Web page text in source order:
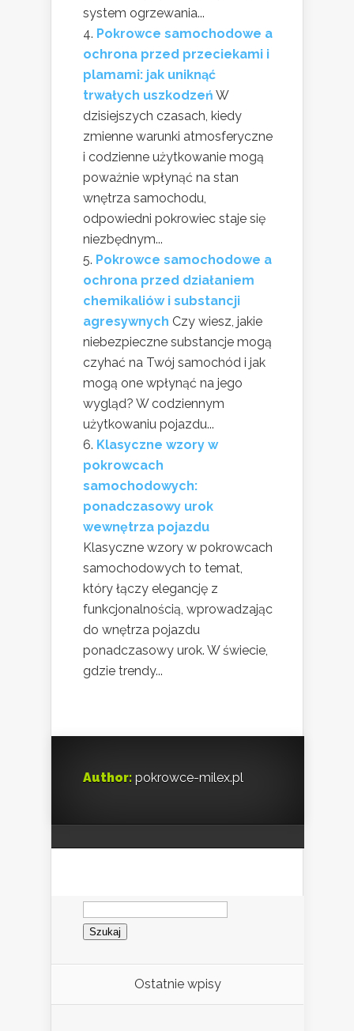
system ogrzewania...
Pokrowce samochodowe a
ochrona przed przeciekami i
plamami: jak uniknąć
trwałych uszkodzeń W
dzisiejszych czasach, kiedy
zmienne warunki atmosferyczne
i codzienne użytkowanie mogą
poważnie wpłynąć na stan
wnętrza samochodu,
odpowiedni pokrowiec staje się
niezbędnym...
Pokrowce samochodowe a
ochrona przed działaniem
chemikaliów i substancji
agresywnych Czy wiesz, jakie
niebezpieczne substancje mogą
czyhać na Twój samochód i jak
mogą one wpłynąć na jego
wygląd? W codziennym
użytkowaniu pojazdu...
Klasyczne wzory w
pokrowcach
samochodowych:
ponadczasowy urok
wewnętrza pojazdu
Klasyczne wzory w pokrowcach
samochodowych to temat,
który łączy elegancję z
funkcjonalnością, wprowadzając
do wnętrza pojazdu
ponadczasowy urok. W świecie,
gdzie trendy...
Author: pokrowce-milex.pl
Szukaj:
Ostatnie wpisy